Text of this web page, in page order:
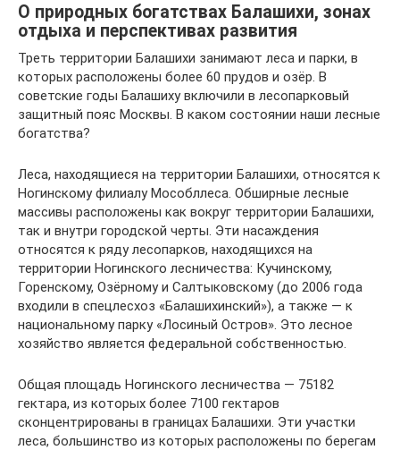
О природных богатствах Балашихи, зонах
отдыха и перспективах развития
Треть территории Балашихи занимают леса и парки, в
которых расположены более 60 прудов и озёр. В
советские годы Балашиху включили в лесопарковый
защитный пояс Москвы. В каком состоянии наши лесные
богатства?
Леса, находящиеся на территории Балашихи, относятся к
Ногинскому филиалу Мособллеса. Обширные лесные
массивы расположены как вокруг территории Балашихи,
так и внутри городской черты. Эти насаждения
относятся к ряду лесопарков, находящихся на
территории Ногинского лесничества: Кучинскому,
Горенскому, Озёрному и Салтыковскому (до 2006 года
входили в спецлесхоз «Балашихинский»), а также — к
национальному парку «Лосиный Остров». Это лесное
хозяйство является федеральной собственностью.
Общая площадь Ногинского лесничества — 75182
гектара, из которых более 7100 гектаров
сконцентрированы в границах Балашихи. Эти участки
леса, большинство из которых расположены по берегам